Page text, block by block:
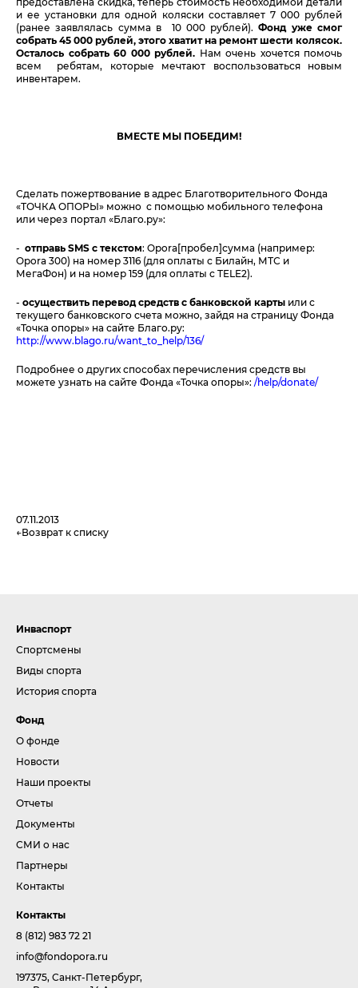
и ее установки для одной коляски составляет 7 000 рублей
(ранее заявлялась сумма в 10 000 рублей).Фонд уже смог
собрать 45 000 рублей, этого хватит на ремонт шести колясок.
Осталось собрать 60 000 рублей. Нам очень хочется помочь
всем ребятам, которые мечтают воспользоваться новым
инвентарем.
ВМЕСТЕ МЫ ПОБЕДИМ!
Сделать пожертвование в адрес Благотворительного Фонда
«ТОЧКА ОПОРЫ» можно с помощью мобильного телефона
или через портал «Благо.ру»:
- отправь SMS с текстом: Opora[пробел]сумма (например:
Opora 300) на номер 3116 (для оплаты с Билайн, МТС и
МегаФон) и на номер 159 (для оплаты с TELE2).
- осуществить перевод средств с банковской карты или с
текущего банковского счета можно, зайдя на страницу Фонда
«Точка опоры» на сайте Благо.ру:
http://www.blago.ru/want_to_help/136/
Подробнее о других способах перечисления средств вы
можете узнать на сайте Фонда «Точка опоры»: /help/donate/
07.11.2013
Возврат к списку
Инваспорт
Спортсмены
Виды спорта
История спорта
Фонд
О фонде
Новости
Наши проекты
Отчеты
Документы
СМИ о нас
Партнеры
Контакты
Контакты
8 (812) 983 72 21
info@fondopora.ru
197375, Санкт-Петербург,